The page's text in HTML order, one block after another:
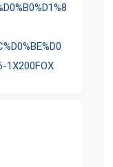
1X200FOX